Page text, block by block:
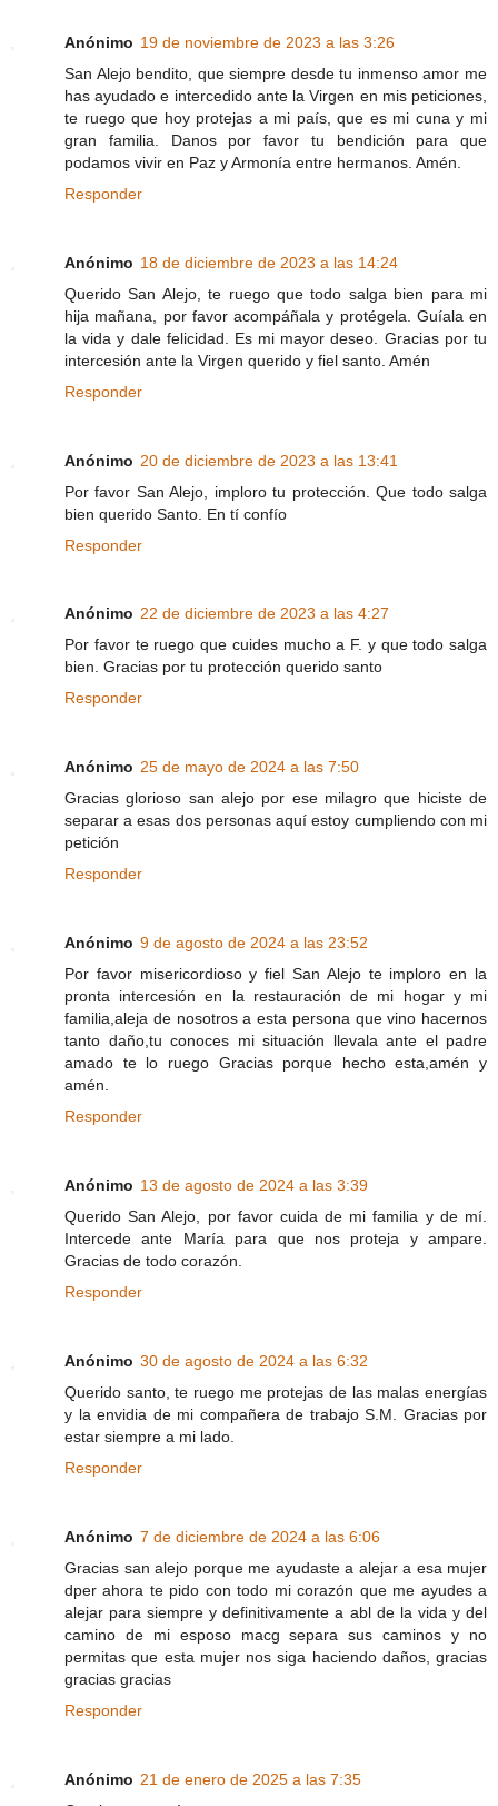
Anónimo 19 de noviembre de 2023 a las 3:26
San Alejo bendito, que siempre desde tu inmenso amor me
has ayudado e intercedido ante la Virgen en mis peticiones,
te ruego que hoy protejas a mi país, que es mi cuna y mi
gran familia. Danos por favor tu bendición para que
podamos vivir en Paz y Armonía entre hermanos. Amén.
Responder
Anónimo 18 de diciembre de 2023 a las 14:24
Querido San Alejo, te ruego que todo salga bien para mi
hija mañana, por favor acompáñala y protégela. Guíala en
la vida y dale felicidad. Es mi mayor deseo. Gracias por tu
intercesión ante la Virgen querido y fiel santo. Amén
Responder
Anónimo 20 de diciembre de 2023 a las 13:41
Por favor San Alejo, imploro tu protección. Que todo salga
bien querido Santo. En tí confío
Responder
Anónimo 22 de diciembre de 2023 a las 4:27
Por favor te ruego que cuides mucho a F. y que todo salga
bien. Gracias por tu protección querido santo
Responder
Anónimo 25 de mayo de 2024 a las 7:50
Gracias glorioso san alejo por ese milagro que hiciste de
separar a esas dos personas aquí estoy cumpliendo con mi
petición
Responder
Anónimo 9 de agosto de 2024 a las 23:52
Por favor misericordioso y fiel San Alejo te imploro en la
pronta intercesión en la restauración de mi hogar y mi
familia,aleja de nosotros a esta persona que vino hacernos
tanto daño,tu conoces mi situación llevala ante el padre
amado te lo ruego Gracias porque hecho esta,amén y
amén.
Responder
Anónimo 13 de agosto de 2024 a las 3:39
Querido San Alejo, por favor cuida de mi familia y de mí.
Intercede ante María para que nos proteja y ampare.
Gracias de todo corazón.
Responder
Anónimo 30 de agosto de 2024 a las 6:32
Querido santo, te ruego me protejas de las malas energías
y la envidia de mi compañera de trabajo S.M. Gracias por
estar siempre a mi lado.
Responder
Anónimo 7 de diciembre de 2024 a las 6:06
Gracias san alejo porque me ayudaste a alejar a esa mujer
dper ahora te pido con todo mi corazón que me ayudes a
alejar para siempre y definitivamente a abl de la vida y del
camino de mi esposo macg separa sus caminos y no
permitas que esta mujer nos siga haciendo daños, gracias
gracias gracias
Responder
Anónimo 21 de enero de 2025 a las 7:35